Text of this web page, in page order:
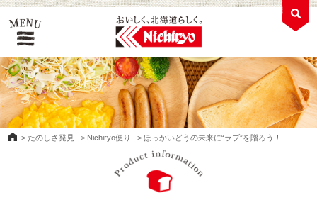
> たのしさ発見 > Nichiryo便り > ほっかいどうの未来に“ラブ”を贈ろう！